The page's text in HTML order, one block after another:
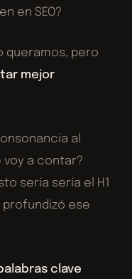
en SEO?
queramos, pero
mejor
al
voy a contar?
sería sería el H1
ese
clave